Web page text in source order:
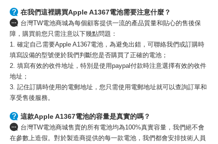
在我們這裡購買Apple A1367電池需要注意什麼？
台灣TW電池商城為每個顧客提供一流的產品質量和貼心的售後保
障，購買前您只需注意以下幾點問題：
1. 確定自己需要Apple A1367電池，為避免出錯，可聯絡我們或訂購時
填寫設備的型號便於我們判斷您是否購買了正確的電池；
2. 填寫有效的收件地址，特別是使用paypal付款時注意選擇有效的收件
地址；
3. 記住訂購時使用的電郵地址，您只需使用電郵地址就可以查詢訂單和
享受售後服務。
這款Apple A1367電池的容量是真實的嗎？
台灣TW電池商城售賣的所有電池均為100%真實容量，我們絕不會
在參數上造假。對於製造商提供的每一款電池，我們都會安排技術人員